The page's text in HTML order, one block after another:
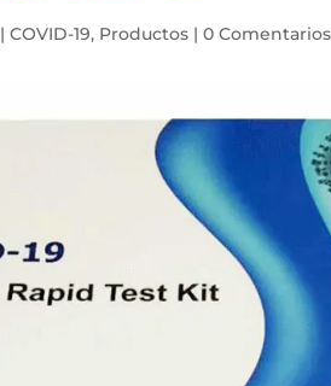
|COVID-19, Productos |0 Comentarios